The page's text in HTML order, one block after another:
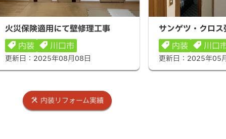
火災保険適用にて壁修理工事
火災保険適用にて壁修理工事
内装
川口市
更新日： 2025年08月08日
サンゲツ・クロス張
サンゲツ・クロ
内装
川口
更新日： 2025年05
内装リフォーム実績